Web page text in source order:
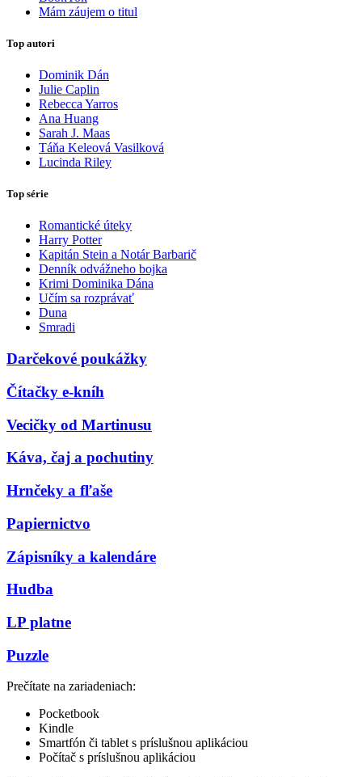
Mám záujem o titul
Top autori
Dominik Dán
Julie Caplin
Rebecca Yarros
Ana Huang
Sarah J. Maas
Táňa Keleová Vasilková
Lucinda Riley
Top série
Romantické úteky
Harry Potter
Kapitán Stein a Notár Barbarič
Denník odvážneho bojka
Krimi Dominika Dána
Učím sa rozprávať
Duna
Smradi
Darčekové poukážky
Čítačky e-kníh
Vecičky od Martinusu
Káva, čaj a pochutiny
Hrnčeky a fľaše
Papiernictvo
Zápisníky a kalendáre
Hudba
LP platne
Puzzle
Prečítate na zariadeniach:
Pocketbook
Kindle
Smartfón či tablet s príslušnou aplikáciou
Počítač s príslušnou aplikáciou